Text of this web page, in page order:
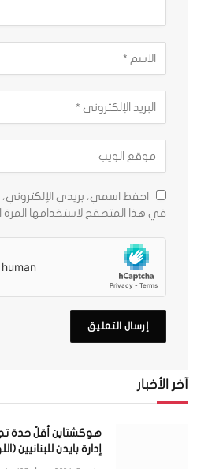
احفظ اسمي، بريدي الإلكتروني،
في هذا المتصفح لاستخدامها
آخر الأخبار
هوكشتاين أقلّ حدة
إدارة بايدن للبنانيين